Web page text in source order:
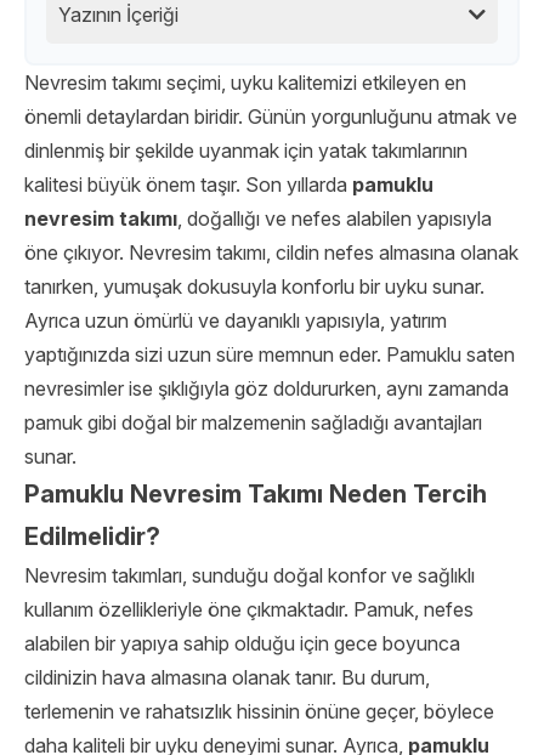
Yazının İçeriği
Nevresim takımı seçimi, uyku kalitemizi etkileyen en
önemli detaylardan biridir. Günün yorgunluğunu atmak ve
dinlenmiş bir şekilde uyanmak için yatak takımlarının
kalitesi büyük önem taşır. Son yıllarda pamuklu
nevresim takımı, doğallığı ve nefes alabilen yapısıyla
öne çıkıyor. Nevresim takımı, cildin nefes almasına olanak
tanırken, yumuşak dokusuyla konforlu bir uyku sunar.
Ayrıca uzun ömürlü ve dayanıklı yapısıyla, yatırım
yaptığınızda sizi uzun süre memnun eder. Pamuklu saten
nevresimler ise şıklığıyla göz doldururken, aynı zamanda
pamuk gibi doğal bir malzemenin sağladığı avantajları
sunar.
Pamuklu Nevresim Takımı Neden Tercih
Edilmelidir?
Nevresim takımları, sunduğu doğal konfor ve sağlıklı
kullanım özellikleriyle öne çıkmaktadır. Pamuk, nefes
alabilen bir yapıya sahip olduğu için gece boyunca
cildinizin hava almasına olanak tanır. Bu durum,
terlemenin ve rahatsızlık hissinin önüne geçer, böylece
daha kaliteli bir uyku deneyimi sunar. Ayrıca, pamuklu